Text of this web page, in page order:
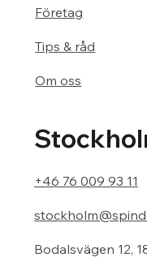
Företag
Tips & råd
Om oss
+46 76 009 93 11
Bodalsvägen 12,